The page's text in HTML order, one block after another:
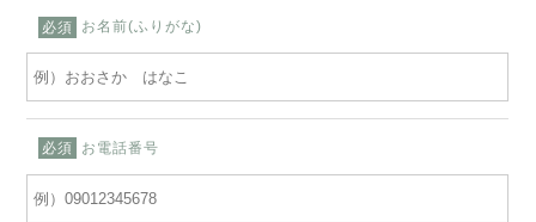
必須 お名前(ふりがな)
必須 お電話番号